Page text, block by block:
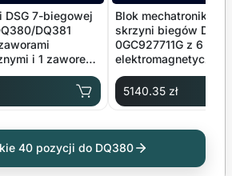
DSG 7-biegowej
DQ381
i 1 zaworem
Blok mechatroniki
skrzyni biegów
0GC927711G z 6
5140.35 zł
40 pozycji do DQ380